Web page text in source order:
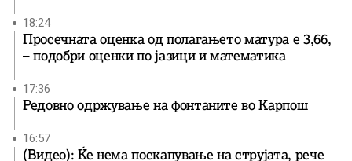
18:24
Просечната оценка од полагањето матура е 3,66,
– подобри оценки по јазици и математика
17:36
Редовно одржување на фонтаните во Карпош
16:57
(Видео): Ќе нема поскапување на струјата, рече